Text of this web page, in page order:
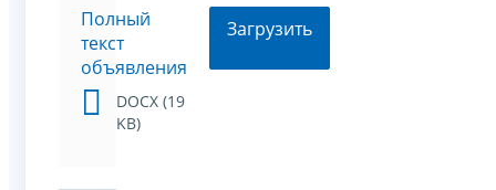
Полный
текст
объявления
DOCX (19
KB)
Загрузить